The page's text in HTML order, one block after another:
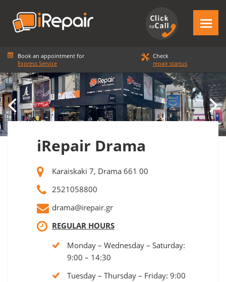
Book an appointment for
Express Service
Check
repair startus
iRepair Drama
Karaiskaki 7, Drama 661 00
2521058800
drama@irepair.gr
REGULAR HOURS
Monday – Wednesday – Saturday:
9:00 – 14:30
Tuesday – Thursday – Friday: 9:00